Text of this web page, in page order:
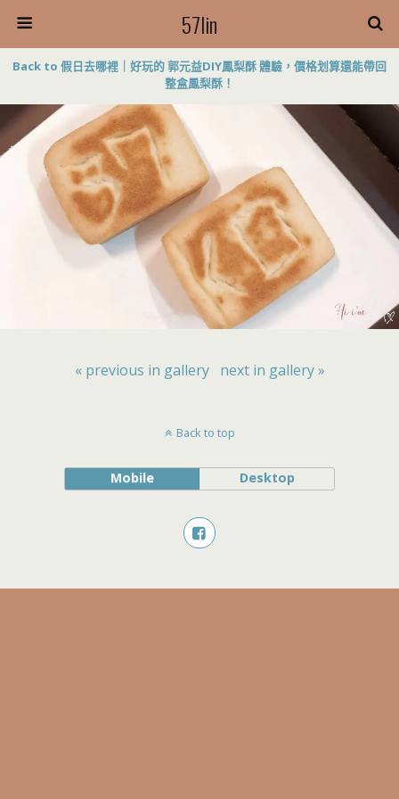
57lin
Back to 假日去哪裡｜好玩的 郭元益DIY鳳梨酥 體驗，價格划算還能帶回
整盒鳳梨酥！
« previous in gallery next in gallery »
Back to top
Mobile Desktop